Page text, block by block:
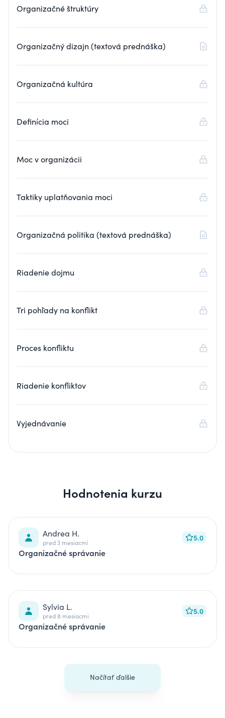
Organizačné štruktúry
Organizačný dizajn (textová prednáška)
Organizačná kultúra
Definícia moci
Moc v organizácii
Taktiky uplatňovania moci
Organizačná politika (textová prednáška)
Riadenie dojmu
Tri pohľady na konflikt
Proces konfliktu
Riadenie konfliktov
Vyjednávanie
Hodnotenia kurzu
Andrea H.
pred 3 mesiacmi 5.0
Organizačné správanie
Sylvia L.
pred 8 mesiacmi 5.0
Organizačné správanie
Načítať ďalšie